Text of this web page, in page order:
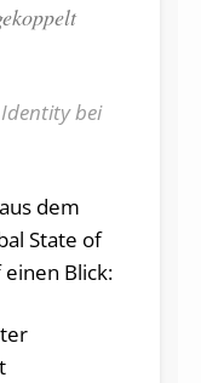
bei
dem
State of
Blick: